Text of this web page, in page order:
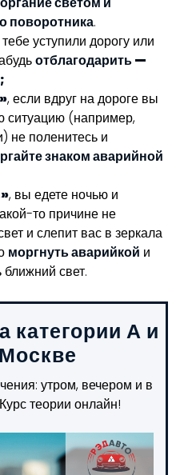
поворотника.
уступили дорогу или
отблагодарить —
, если вдруг на дороге вы
ситуацию (например,
не поленитесь и
знаком аварийной
, вы едете ночью и
то причине не
и слепит вас в зеркала
моргнуть аварийкой и
свет.
категории А и
утром, вечером и в
теории онлайн!